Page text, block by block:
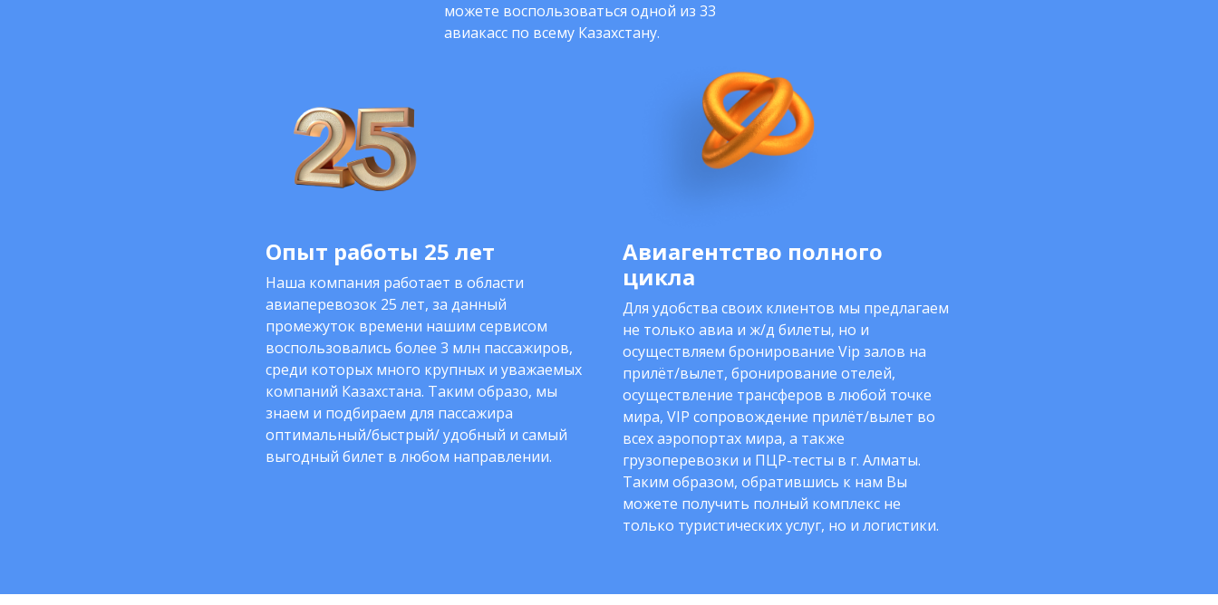
можете воспользоваться одной из 33
авиакасс по всему Казахстану.
Опыт работы 25 лет
Наша компания работает в области
авиаперевозок 25 лет, за данный
промежуток времени нашим сервисом
воспользовались более 3 млн пассажиров,
среди которых много крупных и уважаемых
компаний Казахстана. Таким образо, мы
знаем и подбираем для пассажира
оптимальный/быстрый/ удобный и самый
выгодный билет в любом направлении.
Авиагентство полного
цикла
Для удобства своих клиентов мы предлагаем
не только авиа и ж/д билеты, но и
осуществляем бронирование Vip залов на
прилёт/вылет, бронирование отелей,
осуществление трансферов в любой точке
мира, VIP сопровождение прилёт/вылет во
всех аэропортах мира, а также
грузоперевозки и ПЦР-тесты в г. Алматы.
Таким образом, обратившись к нам Вы
можете получить полный комплекс не
только туристических услуг, но и логистики.